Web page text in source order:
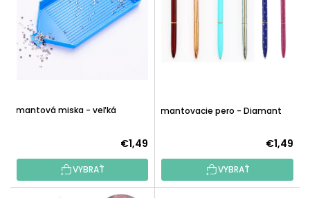
O
T
R
K
V
Diamantová miska - veľká
€1,49
VYBRAŤ
Diamantovacie pero - Diamant
€1,49
VYBRAŤ